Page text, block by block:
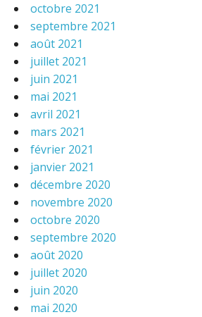
octobre 2021
septembre 2021
août 2021
juillet 2021
juin 2021
mai 2021
avril 2021
mars 2021
février 2021
janvier 2021
décembre 2020
novembre 2020
octobre 2020
septembre 2020
août 2020
juillet 2020
juin 2020
mai 2020